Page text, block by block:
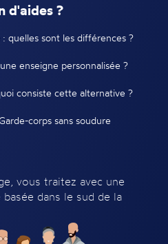
d'aides ?
quelles sont les différences ?
enseigne personnalisée ?
consiste cette alternative ?
corps sans soudure
vous traitez avec une
dans le sud de la